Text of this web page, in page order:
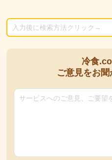
冷食
ご意見をお